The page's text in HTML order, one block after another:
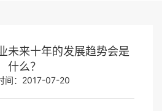
未来十年的发展趋势会是
什么？
间：2017-07-20